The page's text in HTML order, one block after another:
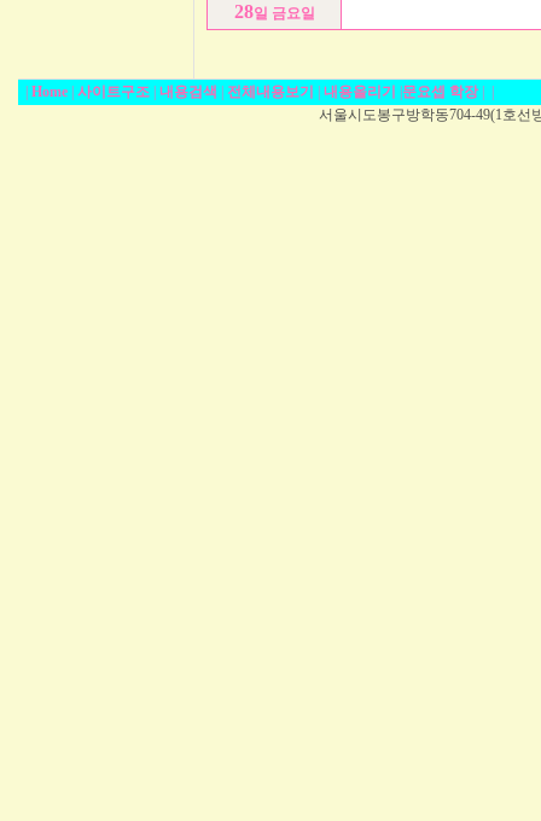
28일 금요일
Home 사이트구조 내용검색 전체내용보기 내용올리기 문요셉 학장|
서울시도봉구방학동704-49(1호선